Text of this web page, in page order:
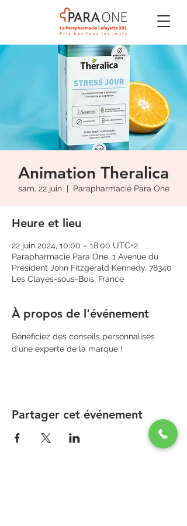
Animation Theralica
sam. 22 juin
  |
Parapharmacie Para One
Heure et lieu
22 juin 2024, 10:00 – 18:00 UTC+2
Parapharmacie Para One, 1 Avenue du
Président John Fitzgerald Kennedy, 78340
Les Clayes-sous-Bois, France
À propos de l'événement
Bénéficiez des conseils personnalisés
d'une experte de la marque !
Partager cet événement